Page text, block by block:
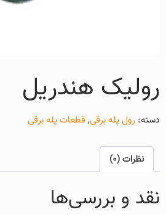
رولیک هندریل
دسته: رول پله برقی, قطعات پله برقی
نظرات (0)
نقد و بررسی‌ها